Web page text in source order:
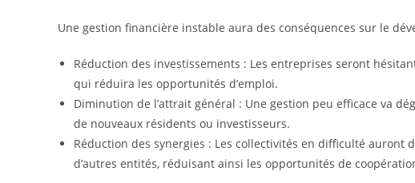
Une gestion financière instable aura des conséquences sur le
Réduction des investissements : Les entreprises seront
qui réduira les opportunités d’emploi.
Diminution de l’attrait général : Une gestion peu efficace va
de nouveaux résidents ou investisseurs.
Réduction des synergies : Les collectivités en difficulté
d’autres entités, réduisant ainsi les opportunités de